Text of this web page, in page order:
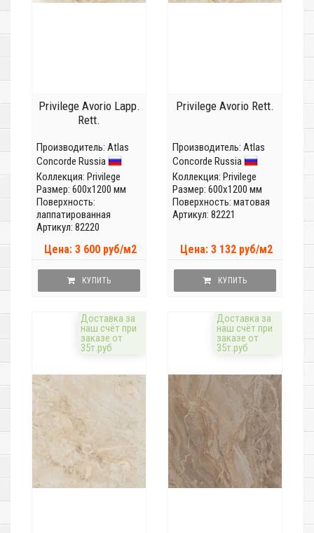
Privilege Avorio Lapp.
Rett.
Производитель: Atlas
Concorde Russia
Коллекция: Privilege
Размер: 600x1200 мм
Поверхность:
лаппатированная
Артикул: 82220
Цена: 3 600 руб/м2
КУПИТЬ
Privilege Avorio Rett.
Производитель: Atlas
Concorde Russia
Коллекция: Privilege
Размер: 600x1200 мм
Поверхность: матовая
Артикул: 82221
Цена: 3 132 руб/м2
КУПИТЬ
Доставка за
наш счёт при
заказе от
35т.руб
Доставка за
наш счёт при
заказе от
35т.руб